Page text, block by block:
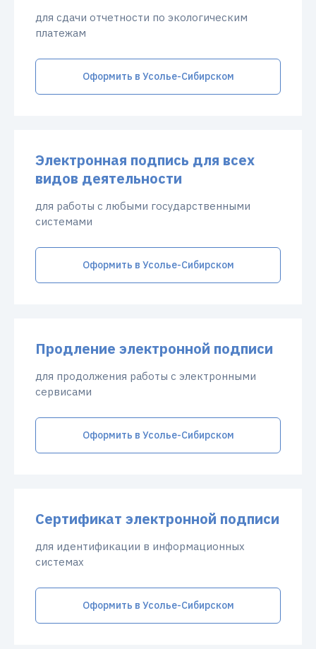
для сдачи отчетности по экологическим
платежам
Оформить в Усолье-Сибирском
Электронная подпись для всех
видов деятельности
для работы с любыми государственными
системами
Оформить в Усолье-Сибирском
Продление электронной подписи
для продолжения работы с электронными
сервисами
Оформить в Усолье-Сибирском
Сертификат электронной подписи
для идентификации в информационных
системах
Оформить в Усолье-Сибирском